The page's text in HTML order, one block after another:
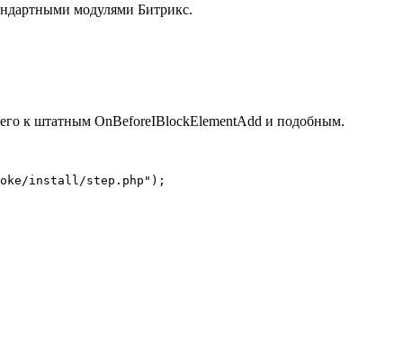
модулями Битрикс.
его к штатным OnBeforeIBlockElementAdd и подобным.
install/step.php");